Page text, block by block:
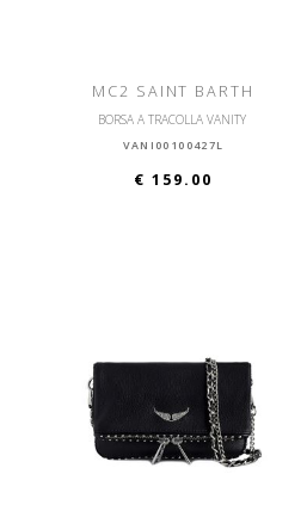
MC2 SAINT BARTH
BORSA A TRACOLLA VANITY
VANI00100427L
€ 159.00